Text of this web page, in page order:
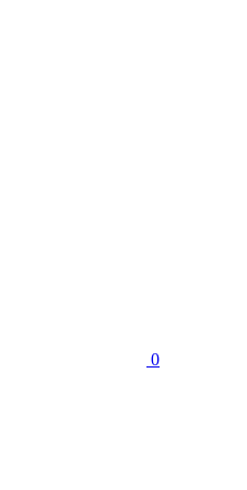
0